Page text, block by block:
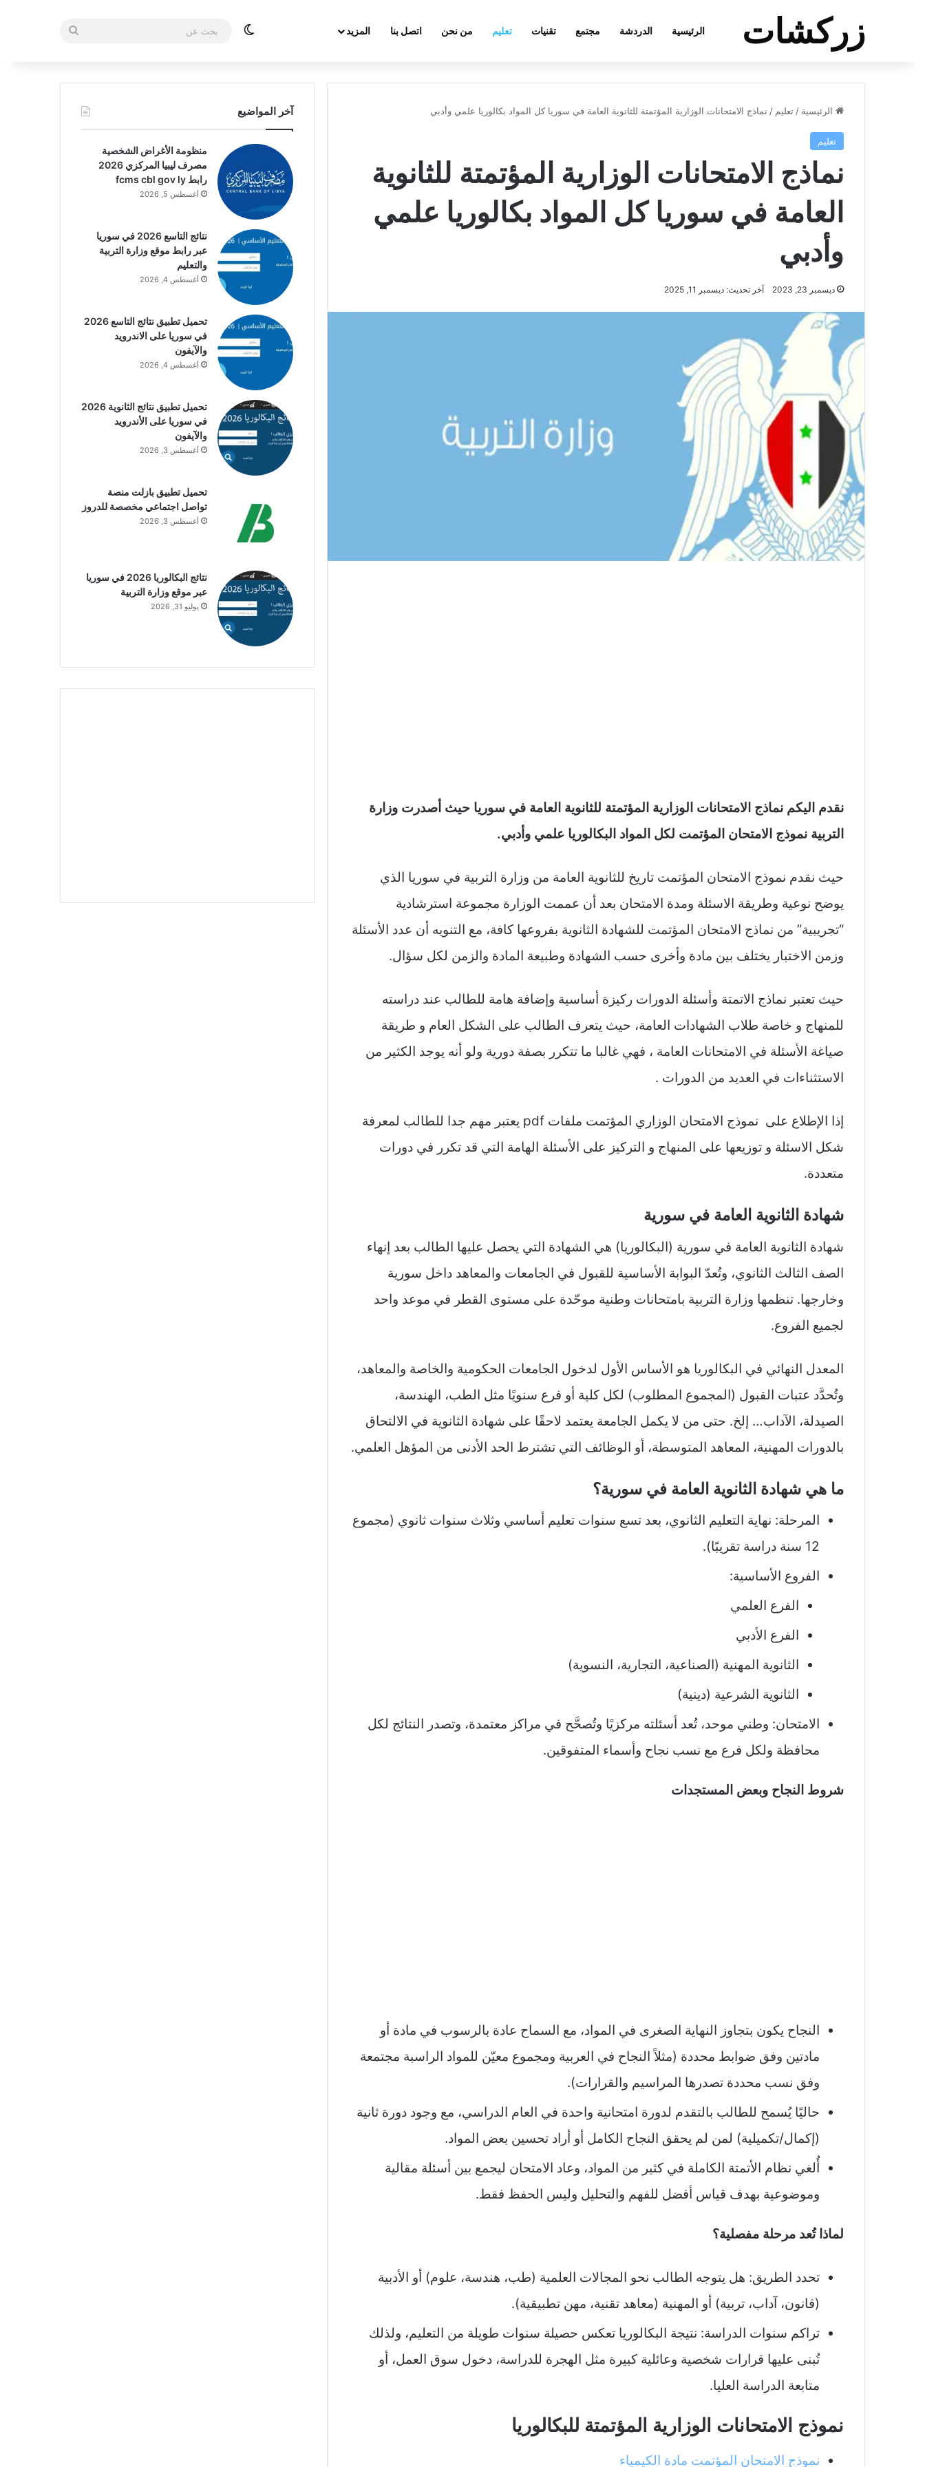
زركشات الرئيسية الدردشة مجتمع تقنيات تعليم من نحن اتصل بنا المزيد الوضع المظلم
بحث
الرئيسية / تعليم / نماذج الامتحانات الوزارية المؤتمتة للثانوية العامة في سوريا كل المواد بكالوريا علمي وأدبي
تعليم
نماذج الامتحانات الوزارية المؤتمتة للثانوية
العامة في سوريا كل المواد بكالوريا علمي
وأدبي
ديسمبر 23, 2023 آخر تحديث: ديسمبر 11, 2025
نقدم اليكم نماذج الامتحانات الوزارية المؤتمتة للثانوية العامة في سوريا حيث أصدرت وزارة
التربية نموذج الامتحان المؤتمت لكل المواد البكالوريا علمي وأدبي.
حيث نقدم نموذج الامتحان المؤتمت تاريخ للثانوية العامة من وزارة التربية في سوريا الذي
يوضح نوعية وطريقة الاسئلة ومدة الامتحان بعد أن عممت الوزارة مجموعة استرشادية
“تجريبية” من نماذج الامتحان المؤتمت للشهادة الثانوية بفروعها كافة، مع التنويه أن عدد الأسئلة
وزمن الاختبار يختلف بين مادة وأخرى حسب الشهادة وطبيعة المادة والزمن لكل سؤال.
حيث تعتبر نماذج الاتمتة وأسئلة الدورات ركيزة أساسية وإضافة هامة للطالب عند دراسته
للمنهاج و خاصة طلاب الشهادات العامة، حيث يتعرف الطالب على الشكل العام و طريقة
صياغة الأسئلة في الامتحانات العامة ، فهي غالبا ما تتكرر بصفة دورية ولو أنه يوجد الكثير من
الاستثناءات في العديد من الدورات .
إذا الإطلاع على نموذج الامتحان الوزاري المؤتمت ملفات pdf يعتبر مهم جدا للطالب لمعرفة
شكل الاسئلة و توزيعها على المنهاج و التركيز على الأسئلة الهامة التي قد تكرر في دورات
متعددة.
شهادة الثانوية العامة في سورية
شهادة الثانوية العامة في سورية (البكالوريا) هي الشهادة التي يحصل عليها الطالب بعد إنهاء
الصف الثالث الثانوي، وتُعدّ البوابة الأساسية للقبول في الجامعات والمعاهد داخل سورية
وخارجها. تنظمها وزارة التربية بامتحانات وطنية موحّدة على مستوى القطر في موعد واحد
لجميع الفروع.
المعدل النهائي في البكالوريا هو الأساس الأول لدخول الجامعات الحكومية والخاصة والمعاهد،
وتُحدَّد عتبات القبول (المجموع المطلوب) لكل كلية أو فرع سنويًا مثل الطب، الهندسة،
الصيدلة، الآداب… إلخ. حتى من لا يكمل الجامعة يعتمد لاحقًا على شهادة الثانوية في الالتحاق
بالدورات المهنية، المعاهد المتوسطة، أو الوظائف التي تشترط الحد الأدنى من المؤهل العلمي.
ما هي شهادة الثانوية العامة في سورية؟
المرحلة: نهاية التعليم الثانوي، بعد تسع سنوات تعليم أساسي وثلاث سنوات ثانوي (مجموع
12 سنة دراسة تقريبًا).
الفروع الأساسية:
الفرع العلمي
الفرع الأدبي
الثانوية المهنية (الصناعية، التجارية، النسوية)
الثانوية الشرعية (دينية)
الامتحان: وطني موحد، تُعد أسئلته مركزيًا وتُصحَّح في مراكز معتمدة، وتصدر النتائج لكل
محافظة ولكل فرع مع نسب نجاح وأسماء المتفوقين.
شروط النجاح وبعض المستجدات
النجاح يكون بتجاوز النهاية الصغرى في المواد، مع السماح عادة بالرسوب في مادة أو
مادتين وفق ضوابط محددة (مثلاً النجاح في العربية ومجموع معيّن للمواد الراسبة مجتمعة
وفق نسب محددة تصدرها المراسيم والقرارات).
حاليًا يُسمح للطالب بالتقدم لدورة امتحانية واحدة في العام الدراسي، مع وجود دورة ثانية
(إكمال/تكميلية) لمن لم يحقق النجاح الكامل أو أراد تحسين بعض المواد.
أُلغي نظام الأتمتة الكاملة في كثير من المواد، وعاد الامتحان ليجمع بين أسئلة مقالية
وموضوعية بهدف قياس أفضل للفهم والتحليل وليس الحفظ فقط.
لماذا تُعد مرحلة مفصلية؟
تحدد الطريق: هل يتوجه الطالب نحو المجالات العلمية (طب، هندسة، علوم) أو الأدبية
(قانون، آداب، تربية) أو المهنية (معاهد تقنية، مهن تطبيقية).
تراكم سنوات الدراسة: نتيجة البكالوريا تعكس حصيلة سنوات طويلة من التعليم، ولذلك
تُبنى عليها قرارات شخصية وعائلية كبيرة مثل الهجرة للدراسة، دخول سوق العمل، أو
متابعة الدراسة العليا.
نموذج الامتحانات الوزارية المؤتمتة للبكالوريا
نموذج الامتحان المؤتمت مادة الكيمياء
آخر المواضيع
منظومة الأغراض الشخصية
مصرف ليبيا المركزي 2026
رابط fcms cbl gov ly
أغسطس 5, 2026
نتائج التاسع 2026 في سوريا
عبر رابط موقع وزارة التربية
والتعليم
أغسطس 4, 2026
تحميل تطبيق نتائج التاسع 2026
في سوريا على الاندرويد
والآيفون
أغسطس 4, 2026
تحميل تطبيق نتائج الثانوية 2026
في سوريا على الأندرويد
والآيفون
أغسطس 3, 2026
تحميل تطبيق بازلت منصة
تواصل اجتماعي مخصصة للدروز
أغسطس 3, 2026
نتائج البكالوريا 2026 في سوريا
عبر موقع وزارة التربية
يوليو 31, 2026